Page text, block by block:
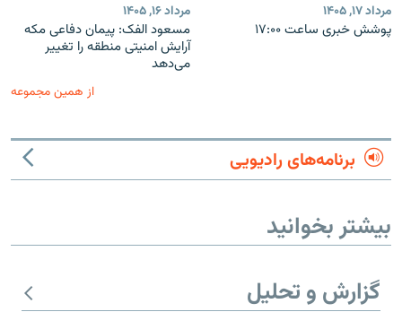
مرداد ۱۷, ۱۴۰۵
پوشش خبری ساعت ۱۷:۰۰
مرداد ۱۶, ۱۴۰۵
مسعود الفک: پیمان دفاعی مکه
آرایش امنیتی منطقه را تغییر
می‌دهد
از همین مجموعه
برنامه‌های رادیویی
بیشتر بخوانید
گزارش و تحلیل